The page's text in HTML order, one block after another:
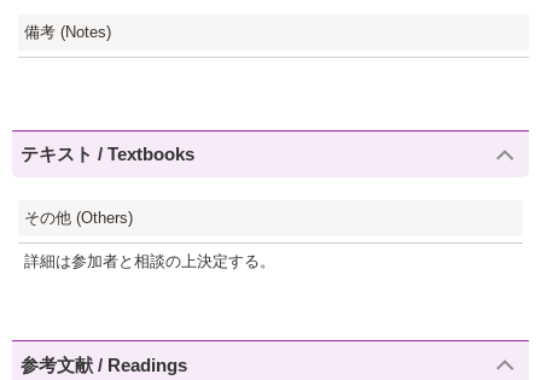
備考 (Notes)
テキスト / Textbooks
その他 (Others)
詳細は参加者と相談の上決定する。
参考文献 / Readings